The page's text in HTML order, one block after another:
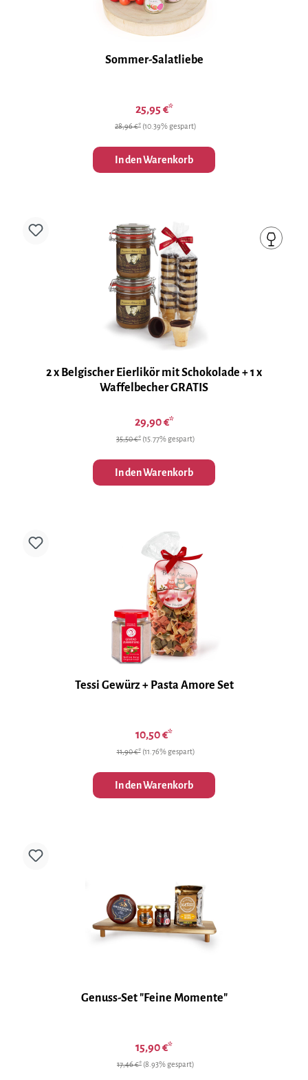
Sommer-Salatliebe
25,95 €*
28,96 €* (10.39% gespart)
In den Warenkorb
2 x Belgischer Eierlikör mit Schokolade + 1 x
Waffelbecher GRATIS
29,90 €*
35,50 €* (15.77% gespart)
In den Warenkorb
Tessi Gewürz + Pasta Amore Set
10,50 €*
11,90 €* (11.76% gespart)
In den Warenkorb
Genuss-Set "Feine Momente"
15,90 €*
17,46 €* (8.93% gespart)